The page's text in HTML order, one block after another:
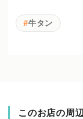
牛タン
このお店の周